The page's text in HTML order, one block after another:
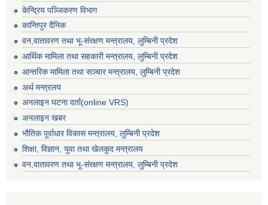
केन्द्रिय पञ्जिकरण विभाग
कान्तिपुर दैनिक
वन,वातावरण तथा भू-संरक्षण मन्त्रालय, लुम्बिनी प्रदेश
आर्थिक मामिला तथा सहकारी मन्त्रालय, लुम्बिनी प्रदेश
आन्तरिक मामिला तथा सञ्चार मन्त्रालय, लुम्बिनी प्रदेश
अर्थ मन्त्रलय
अनलाइन घटना दर्ता(online VRS)
अनलाइन खबर
भौतिक पूर्वाधार विकास मन्त्रालय, लुम्बिनी प्रदेश
शिक्षा, विज्ञान, युवा तथा खेलकुद मन्‍‍त्रालय
वन,वातावरण तथा भू-संरक्षण मन्त्रालय, लुम्बिनी प्रदेश